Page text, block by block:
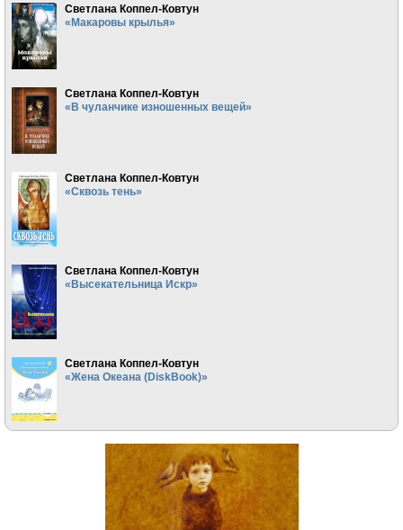
Светлана Коппел-Ковтун
«Макаровы крылья»
Светлана Коппел-Ковтун
«В чуланчике изношенных вещей»
Светлана Коппел-Ковтун
«Сквозь тень»
Светлана Коппел-Ковтун
«Высекательница Искр»
Светлана Коппел-Ковтун
«Жена Океана (DiskBook)»